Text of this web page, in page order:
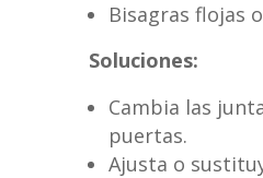
Bisagras flojas
Soluciones:
Cambia las
puertas.
Ajusta o